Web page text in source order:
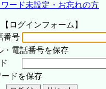
ード未設定・お忘れの方
【ログインフォーム】
番号
・電話番号を保存
ドを保存